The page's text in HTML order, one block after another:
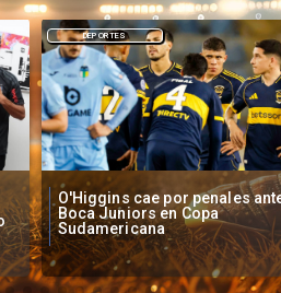
Operadores de apuestas
piden acelerar regulación en
Chile
NACIONAL